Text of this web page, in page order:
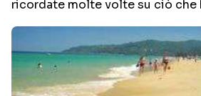
ricordate molte volte su ciò che